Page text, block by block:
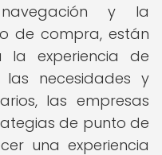
y la
de compra, están
la experiencia de
las necesidades y
las empresas
de punto de
una experiencia